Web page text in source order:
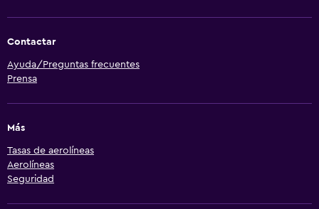
Contactar
Ayuda/Preguntas frecuentes
Prensa
Más
Tasas de aerolíneas
Aerolíneas
Seguridad